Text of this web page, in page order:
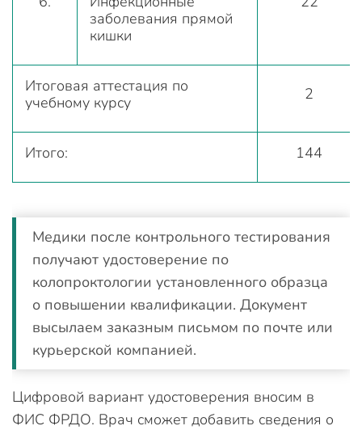
заболевания прямой
кишки
Итоговая аттестация по
учебному курсу
2
Итого: 144
Медики после контрольного тестирования
получают удостоверение по
колопроктологии установленного образца
о повышении квалификации. Документ
высылаем заказным письмом по почте или
курьерской компанией.
Цифровой вариант удостоверения вносим в
ФИС ФРДО. Врач сможет добавить сведения о